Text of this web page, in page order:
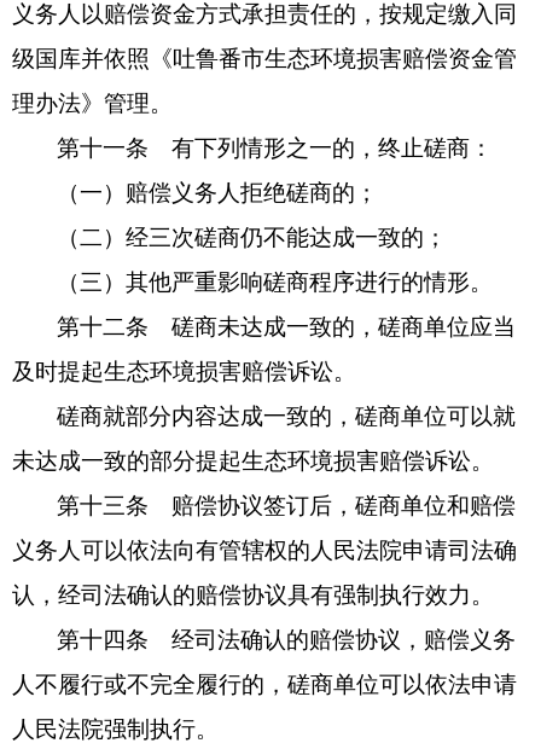
义务人以赔偿资金方式承担责任的，按规定缴入同
级国库并依照《吐鲁番市生态环境损害赔偿资金管
理办法》管理。
第十一条 有下列情形之一的，终止磋商：
（一）赔偿义务人拒绝磋商的；
（二）经三次磋商仍不能达成一致的；
（三）其他严重影响磋商程序进行的情形。
第十二条 磋商未达成一致的，磋商单位应当
及时提起生态环境损害赔偿诉讼。
磋商就部分内容达成一致的，磋商单位可以就
未达成一致的部分提起生态环境损害赔偿诉讼。
第十三条 赔偿协议签订后，磋商单位和赔偿
义务人可以依法向有管辖权的人民法院申请司法确
认，经司法确认的赔偿协议具有强制执行效力。
第十四条 经司法确认的赔偿协议，赔偿义务
人不履行或不完全履行的，磋商单位可以依法申请
人民法院强制执行。